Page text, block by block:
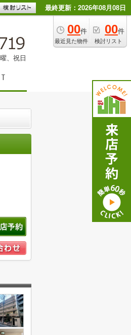
最終更新：2026年08月08日
00件
最近見た物件
00件
検討リスト
、祝日